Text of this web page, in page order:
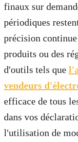
finaux sur
périodiques
précision
produits ou des
d'outils tels que
vendeurs
efficace de tous
dans vos
l'utilisation de